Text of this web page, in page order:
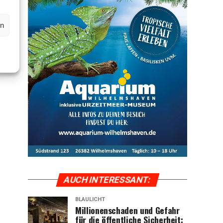
AUCH INTER­ES­SANT:
BLAULICHT
Mil­lio­nen­scha­den und Gefahr
für die öffent­li­che Sicher­heit: